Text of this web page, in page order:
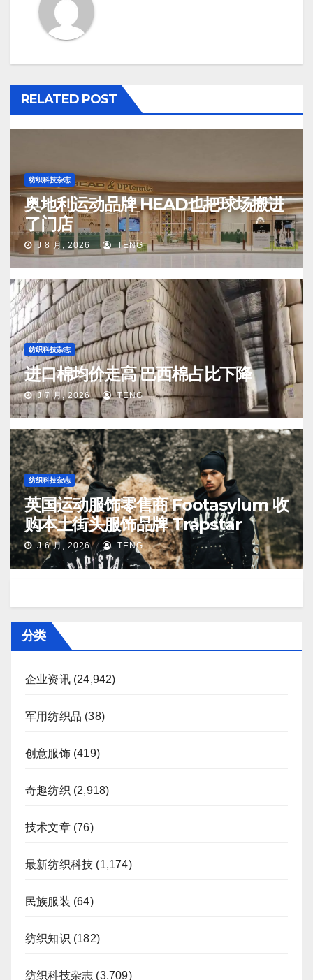
RELATED POST
纺织科技杂志
奥地利运动品牌 HEAD也把球场搬进
了门店
J 8 月, 2026 TENG
纺织科技杂志
进口棉均价走高 巴西棉占比下降
J 7 月, 2026 TENG
纺织科技杂志
英国运动服饰零售商 Footasylum 收
购本土街头服饰品牌 Trapstar
J 6 月, 2026 TENG
分类
企业资讯(24,942)
军用纺织品 (38)
创意服饰(419)
奇趣纺织 (2,918)
技术文章(76)
最新纺织科技 (1,174)
民族服装 (64)
纺织知识 (182)
纺织科技杂志 (3,709)